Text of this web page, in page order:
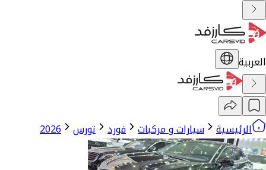
العربية
الرئيسية سيارات و مركبات فورد تورس 2026